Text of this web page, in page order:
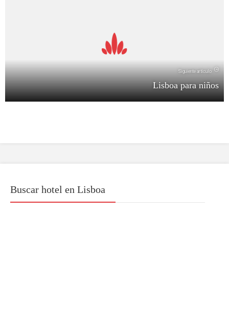
Siguiente artículo
Lisboa para niños
Buscar hotel en Lisboa